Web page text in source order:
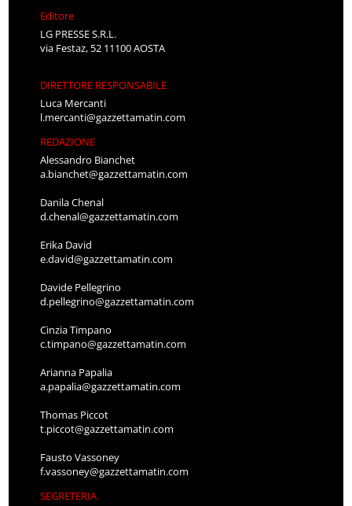
Editore
LG PRESSE S.R.L.
via Festaz, 52 11100 AOSTA
DIRETTORE RESPONSABILE
Luca Mercanti
l.mercanti@gazzettamatin.com
REDAZIONE
Alessandro Bianchet
a.bianchet@gazzettamatin.com
Danila Chenal
d.chenal@gazzettamatin.com
Erika David
e.david@gazzettamatin.com
Davide Pellegrino
d.pellegrino@gazzettamatin.com
Cinzia Timpano
c.timpano@gazzettamatin.com
Arianna Papalia
a.papalia@gazzettamatin.com
Thomas Piccot
t.piccot@gazzettamatin.com
Fausto Vassoney
f.vassoney@gazzettamatin.com
SEGRETERIA